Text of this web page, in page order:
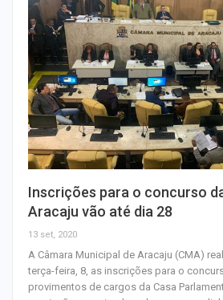
Inscrições para o concurso
Aracaju vão até dia 28
13 set, 2020
A Câmara Municipal de Aracaju (CMA)
terça-feira, 8, as inscrições para o
provimentos de cargos da Casa